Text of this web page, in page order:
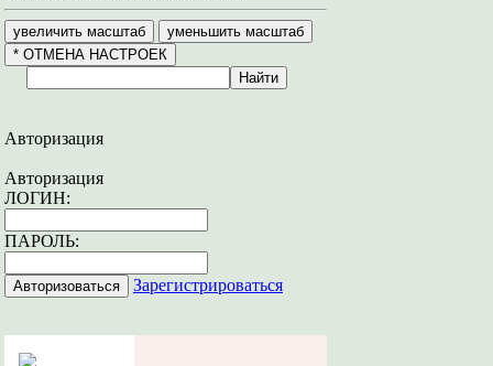
Авторизация
Авторизация
ЛОГИН:
ПАРОЛЬ:
Зарегистрироваться